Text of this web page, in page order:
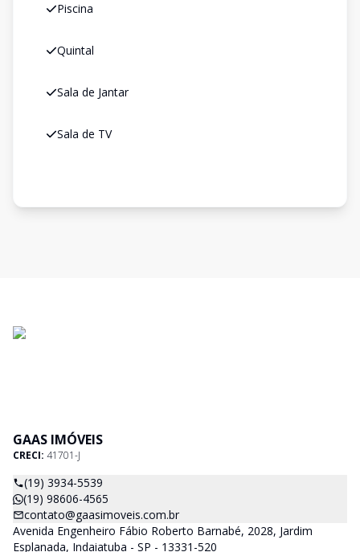
Piscina
Quintal
Sala de Jantar
Sala de TV
GAAS IMÓVEIS
CRECI: 41701-J
(19) 3934-5539
(19) 98606-4565
contato@gaasimoveis.com.br
Avenida Engenheiro Fábio Roberto Barnabé, 2028, Jardim
Esplanada, Indaiatuba - SP - 13331-520